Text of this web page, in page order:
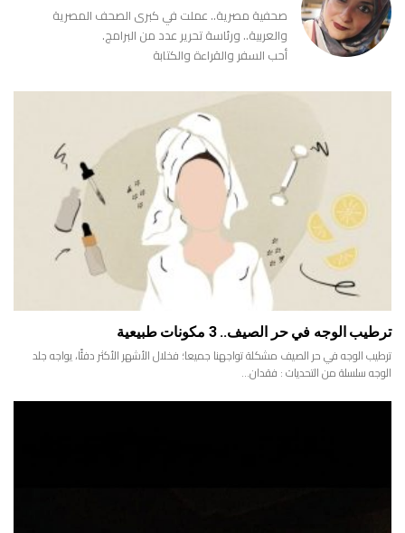
صحفية مصرية.. عملت في كبرى الصحف المصرية
والعربية.. ورئاسة تحرير عدد من البرامج.
أحب السفر والقراءة والكتابة
ترطيب الوجه في حر الصيف.. 3 مكونات طبيعية
ترطيب الوجه في حر الصيف مشكلة تواجهنا جميعا؛ فخلال الأشهر الأكثر دفئًا، يواجه جلد
الوجه سلسلة من التحديات : فقدان…